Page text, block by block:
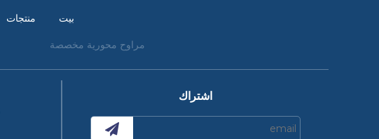
بيت منتجات
مراوح محورية مخصصة
اشتراك